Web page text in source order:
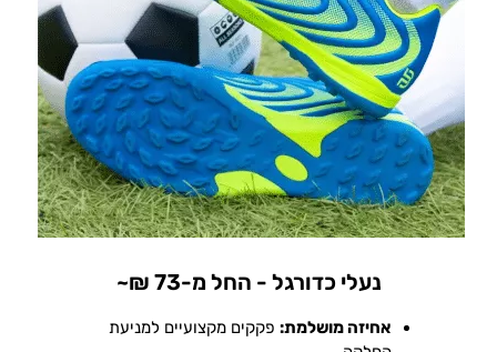
נעלי כדורגל - החל מ-73 ₪~
אחיזה מושלמת: פקקים מקצועיים למניעת